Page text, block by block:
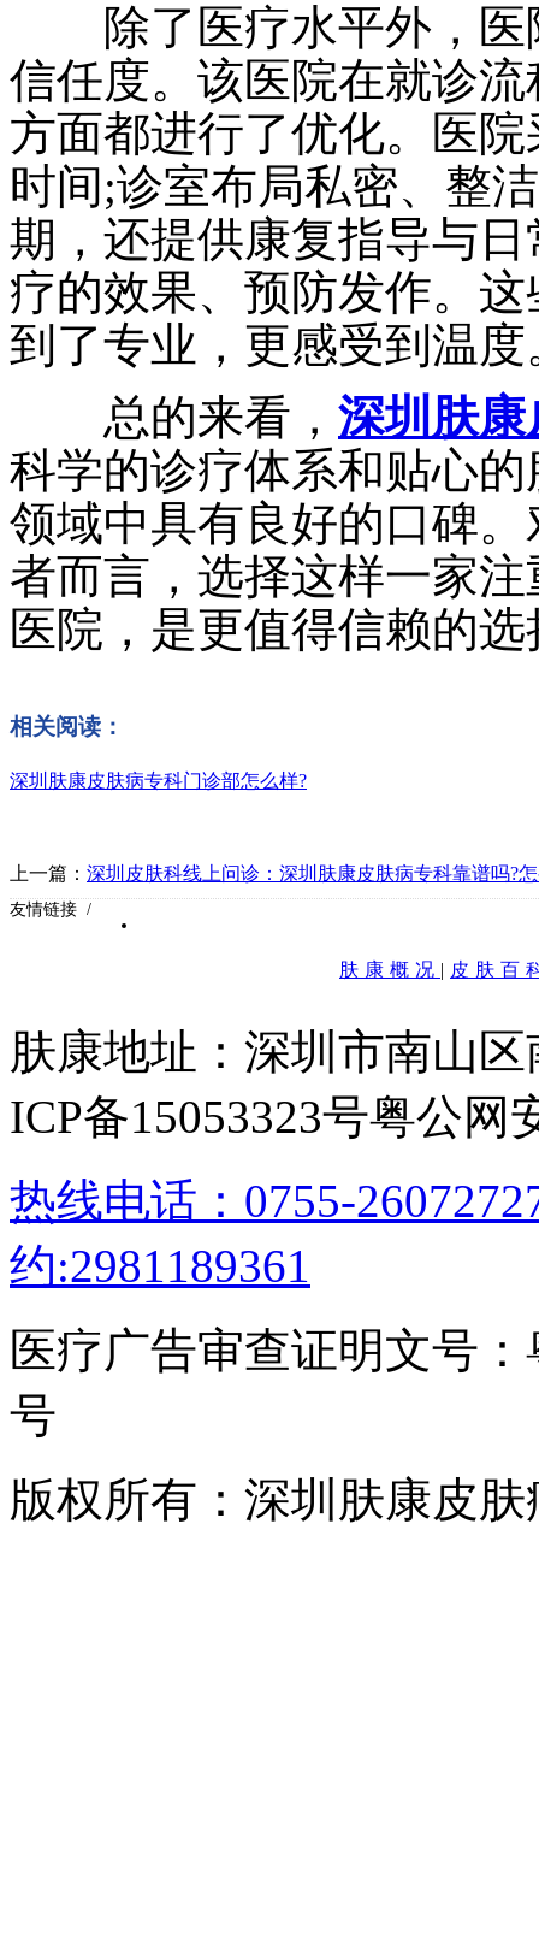
除了医疗水平外，医
信任度。该医院在就诊
方面都进行了优化。医
时间;诊室布局私密、整
期，还提供康复指导与
疗的效果、预防发作。
到了专业，更感受到温度
总的来看， 深圳肤
科学的诊疗体系和贴心
领域中具有良好的口碑
者而言，选择这样一家
医院，是更值得信赖的选
相关阅读：
深圳肤康皮肤病专科门诊部怎么样?
上一篇： 深圳皮肤科线上问诊：深圳肤康皮肤病专科靠谱吗?
样?
友情链接 /
肤康概况 | 皮肤百
肤康地址：深圳市南山
ICP备15053323号粤公网
热线电话：0755-
约:2981189361
医疗广告审查证明文号
号
版权所有：深圳肤康皮